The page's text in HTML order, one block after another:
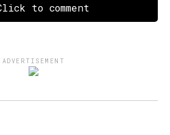
to comment
ADVERTISEMENT